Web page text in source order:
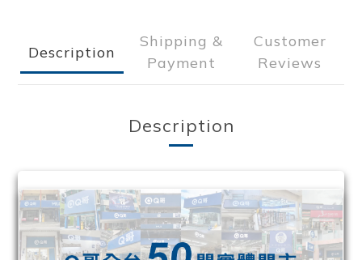
Description
Shipping &
Payment
Customer
Reviews
Description